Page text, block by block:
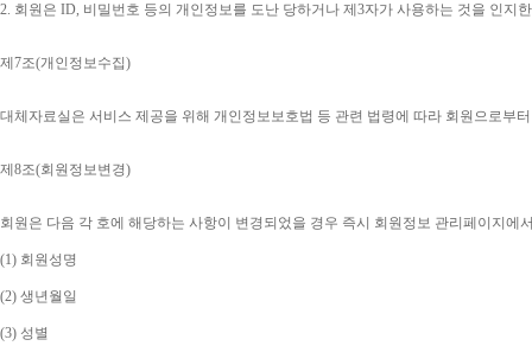
2. 회원은 ID, 비밀번호 등의 개인정보를 도난 당하거나 제 3자가 사용하는 것을 인지
제 7조(개인정보수집)
대체자료실은 서비스 제공을 위해 개인정보보호법 등 관련 법령에 따라 회원으로부
제 8조(회원정보변경)
회원은 다음 각 호에 해당하는 사항이 변경되었을 경우 즉시 회원정보 관리페이지에
(1) 회원성명
(2) 생년월일
(3) 성별